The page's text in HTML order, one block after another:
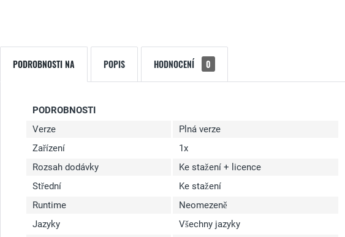
PODROBNOSTI NA POPIS HODNOCENÍ 0
PODROBNOSTI
Verze
Plná verze
Zařízení
1x
Rozsah dodávky
Ke stažení + licence
Střední
Ke stažení
Runtime
Neomezeně
Jazyky
Všechny jazyky